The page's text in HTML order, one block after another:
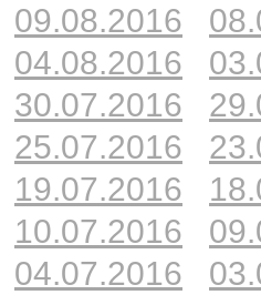
09.08.2016
04.08.2016
30.07.2016
25.07.2016
19.07.2016
10.07.2016
04.07.2016